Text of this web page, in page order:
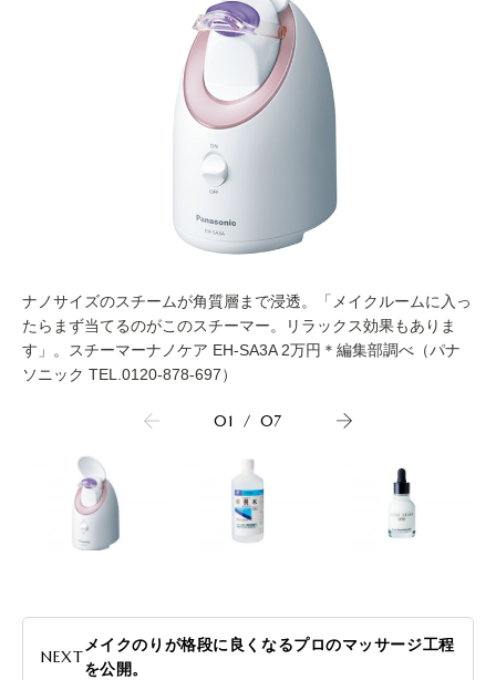
ナノサイズのスチームが角質層まで浸透。「メイクルームに入っ
たらまず当てるのがこのスチーマー。リラックス効果もありま
す」。スチーマーナノケア EH-SA3A 2万円＊編集部調べ（パナ
ソニック TEL.0120-878-697）
01 / 07
NEXT
メイクのりが格段に良くなるプロのマッサージ工程
を公開。